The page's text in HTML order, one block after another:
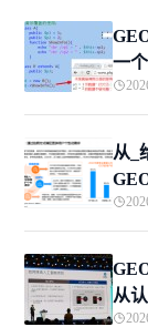
一
从_
从